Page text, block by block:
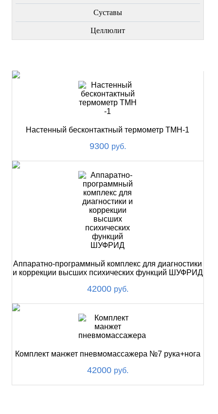
Суставы
Целлюлит
Настенный бесконтактный термометр ТМН-1
9300 руб.
Аппаратно-программный комплекс для диагностики
и коррекции высших психических функций ШУФРИД
42000 руб.
Комплект манжет пневмомассажера №7 рука+нога
42000 руб.